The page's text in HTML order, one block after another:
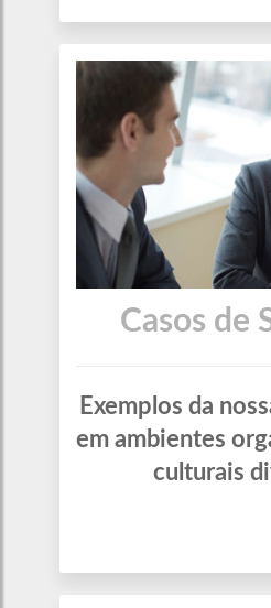
Casos de
Exemplos da
em ambientes
culturais